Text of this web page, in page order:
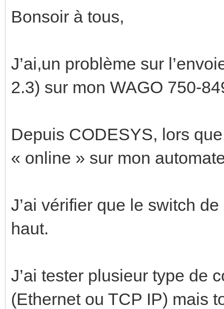
Bonsoir à tous,
J’ai,un problème sur
2.3) sur mon WAGO 750-
Depuis CODESYS, lors
« online » sur mon
J’ai vérifier que le switch
haut.
J’ai tester plusieur type de
(Ethernet ou TCP IP) mais